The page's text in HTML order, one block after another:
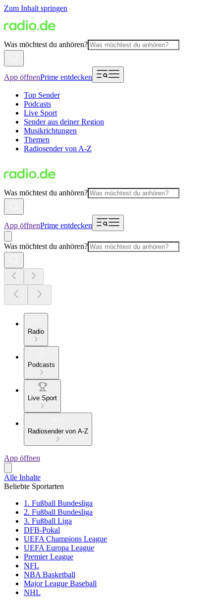
Zum Inhalt springen
Was möchtest du anhören?
App öffnenPrime entdecken
Top Sender
Podcasts
Live Sport
Sender aus deiner Region
Musikrichtungen
Themen
Radiosender von A-Z
Was möchtest du anhören?
App öffnenPrime entdecken
Was möchtest du anhören?
Radio
Podcasts
Live Sport
Radiosender von A-Z
App öffnen
Alle Inhalte
Beliebte Sportarten
1. Fußball Bundesliga
2. Fußball Bundesliga
3. Fußball Liga
DFB-Pokal
UEFA Champions League
UEFA Europa League
Premier League
NFL
NBA Basketball
Major League Baseball
NHL